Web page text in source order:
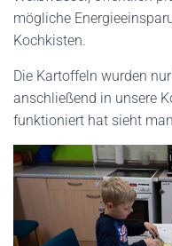
mögliche
Kochkisten.
Die Kartoffeln wurden
anschließend in unsere
funktioniert hat sieht